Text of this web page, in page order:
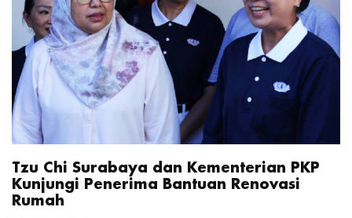
Tzu Chi Surabaya dan Kementerian PKP
Kunjungi Penerima Bantuan Renovasi
Rumah